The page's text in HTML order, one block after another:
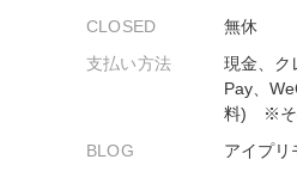
コンセプトシ
オリジンビ
フラワリー
エトワル
CLOSED
無休
支払い方法
現金、ク
Pay、
料) ※そ
BLOG
アイプリ